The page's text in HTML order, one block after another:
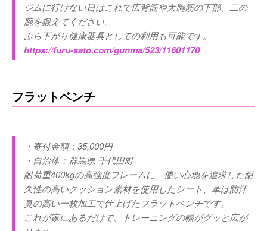
ジムに行けない日はこれで広背筋や大胸筋の下部、二の
腕を鍛えてください。
ぶら下がり健康器具としての利用も可能です。
https://furu-sato.com/gunma/523/11601170
フラットベンチ
・寄付金額：35,000円
・自治体：群馬県 千代田町
耐荷重400kgの高強度フレームに、使い心地を追求した耐
久性の高いクッション素材を使用したシート、革は防汗
臭の高い一枚加工で仕上げたフラットベンチです。
これが家にあるだけで、トレーニングの幅がグッと広が